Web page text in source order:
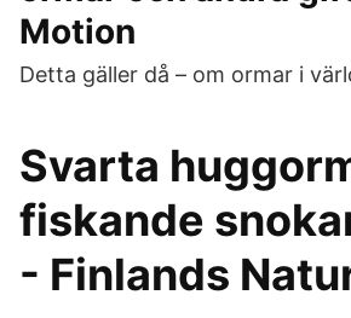
Motion
Detta gäller då – om ormar i
Svarta
fiskande
- Finlands